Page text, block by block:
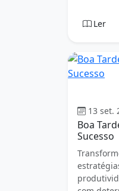
Ler
13 set.
Boa
Sucesso